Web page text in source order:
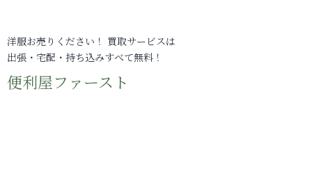
洋服お売りください！ 買取サービスは
出張・宅配・持ち込みすべて無料！
便利屋ファースト